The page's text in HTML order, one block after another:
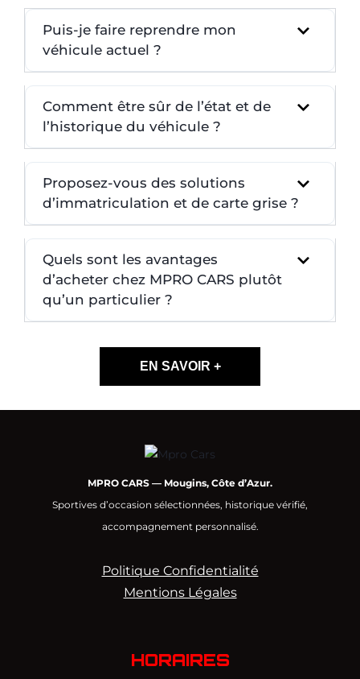
Puis-je faire reprendre mon
véhicule actuel ?
Comment être sûr de l’état et de
l’historique du véhicule ?
Proposez-vous des solutions
d’immatriculation et de carte grise ?
Quels sont les avantages
d’acheter chez MPRO CARS plutôt
qu’un particulier ?
EN SAVOIR +
MPRO CARS — Mougins, Côte d’Azur.
Sportives d’occasion sélectionnées, historique vérifié,
accompagnement personnalisé.
Politique Confidentialité
Mentions Légales
HORAIRES